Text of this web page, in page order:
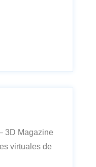
3D Magazine
virtuales de